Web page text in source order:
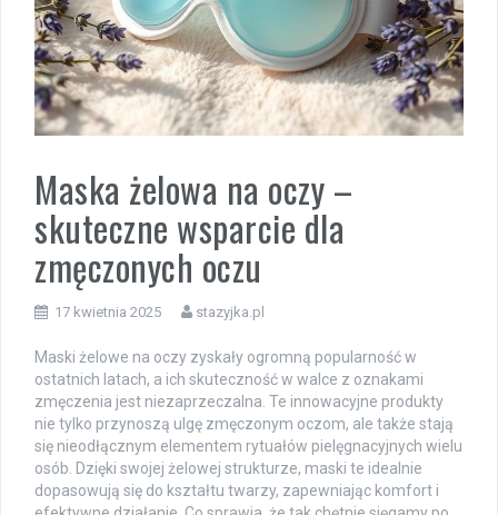
Maska żelowa na oczy –
skuteczne wsparcie dla
zmęczonych oczu
17 kwietnia 2025 stazyjka.pl
Maski żelowe na oczy zyskały ogromną popularność w
ostatnich latach, a ich skuteczność w walce z oznakami
zmęczenia jest niezaprzeczalna. Te innowacyjne produkty
nie tylko przynoszą ulgę zmęczonym oczom, ale także stają
się nieodłącznym elementem rytuałów pielęgnacyjnych wielu
osób. Dzięki swojej żelowej strukturze, maski te idealnie
dopasowują się do kształtu twarzy, zapewniając komfort i